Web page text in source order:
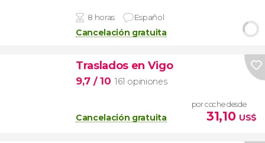
8 horas Español
Cancelación gratuita
Traslados en Vigo
9,7 / 10 161 opiniones
Cancelación gratuita
por coche desde
31,10 US$